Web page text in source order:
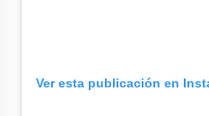
Ver esta publicación en